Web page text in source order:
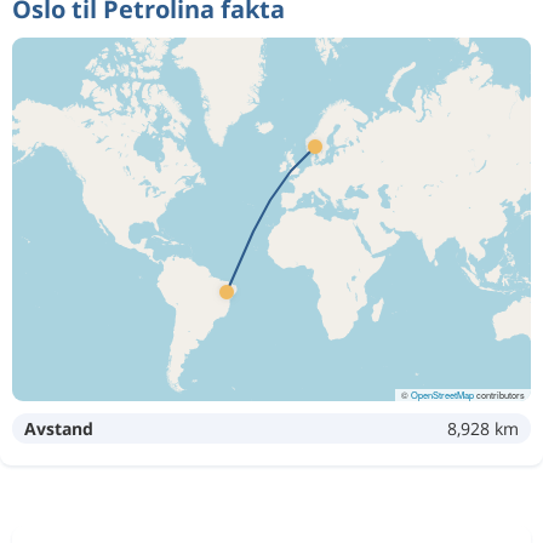
Oslo til Petrolina fakta
©OpenStreetMapcontributors
Avstand 8,928 km